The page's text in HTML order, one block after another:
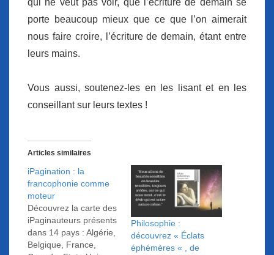
qui ne veut pas voir, que l’écriture de demain se
porte beaucoup mieux que ce que l’on aimerait
nous faire croire, l’écriture de demain, étant entre
leurs mains.
Vous aussi, soutenez-les en les lisant et en les
conseillant sur leurs textes !
Articles similaires
iPagination : la
francophonie comme
moteur
Découvrez la carte des
iPaginauteurs présents
dans 14 pays : Algérie,
Belgique, France,
Philosophie :
découvrez « Éclats
éphémères « , de